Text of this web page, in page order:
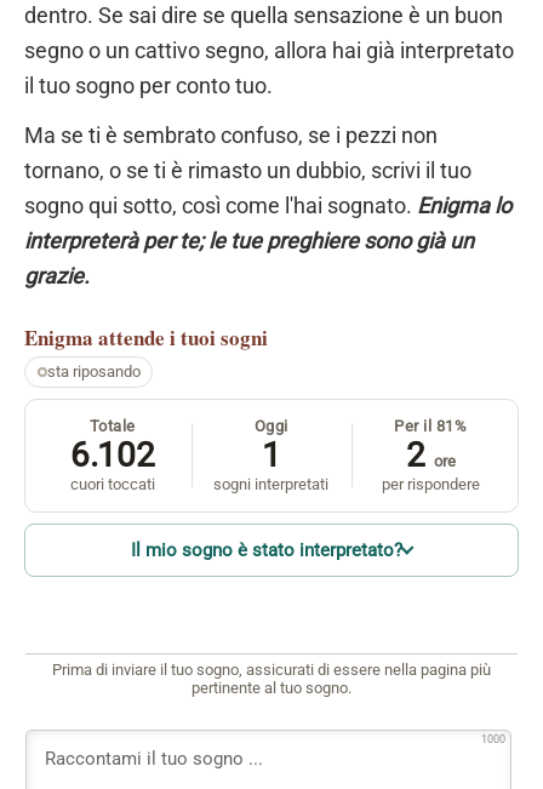
dentro. Se sai dire se quella sensazione è un buon
segno o un cattivo segno, allora hai già interpretato
il tuo sogno per conto tuo.
Ma se ti è sembrato confuso, se i pezzi non
tornano, o se ti è rimasto un dubbio, scrivi il tuo
sogno qui sotto, così come l'hai sognato. Enigma lo
interpreterà per te; le tue preghiere sono già un
grazie.
Enigma attende i tuoi sogni
sta riposando
Totale
6.102
cuori toccati
Oggi
1
sogni interpretati
Per il 81%
2 ore
per rispondere
Il mio sogno è stato interpretato?
Prima di inviare il tuo sogno, assicurati di essere nella pagina più
pertinente al tuo sogno.
1000